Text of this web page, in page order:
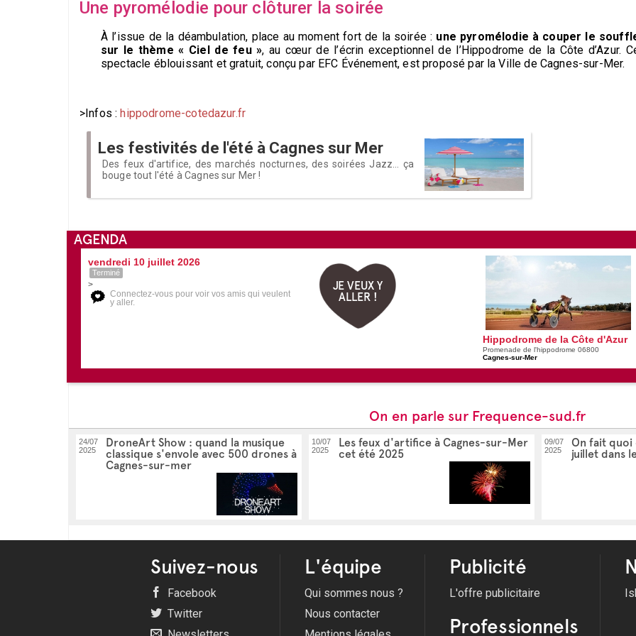
Une pyromélodie pour clôturer la soirée
À l’issue de la déambulation, place au moment fort de la soirée : une pyromélodie à couper le
sur le thème « Ciel de feu », au cœur de l’écrin exceptionnel de l’Hippodrome de la Côte d’Azur.
spectacle éblouissant et gratuit, conçu par EFC Événement, est proposé par la Ville de Cagnes-sur-Mer.
>Infos :hippodrome-cotedazur.fr
Les festivités de l'été à Cagnes sur Mer
Des feux d'artifice, des marchés nocturnes, des soirées Jazz... ça
bouge tout l'été à Cagnes sur Mer !
AGENDA
vendredi 10 juillet 2026
Terminé
>
Connectez-vous pour voir vos amis qui veulent
y aller.
JE VEUX Y
ALLER !
Hippodrome de la Côte d'Azur
Promenade de l'hippodrome 06800
Cagnes-sur-Mer
On en parle sur Frequence-sud.fr
24/07
2025
DroneArt Show : quand la musique
classique s'envole avec 500 drones à
Cagnes-sur-mer
10/07
2025
Les feux d'artifice à Cagnes-sur-Mer
cet été 2025
09/07
2025
On fait quoi
juillet dans
Suivez-nous
Facebook
Twitter
L'équipe
Qui sommes nous ?
Nous contacter
Publicité
L'offre publicitaire
Professionnels